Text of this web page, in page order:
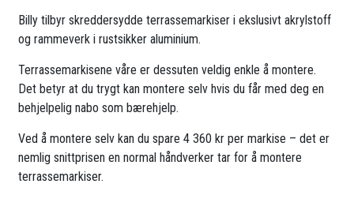
Billy tilbyr skreddersydde terrassemarkiser i ekslusivt akrylstoff
og rammeverk i rustsikker aluminium.
Terrassemarkisene våre er dessuten veldig enkle å montere.
Det betyr at du trygt kan montere selv hvis du får med deg en
behjelpelig nabo som bærehjelp.
Ved å montere selv kan du spare 4 360 kr per markise – det er
nemlig snittprisen en normal håndverker tar for å montere
terrassemarkiser.